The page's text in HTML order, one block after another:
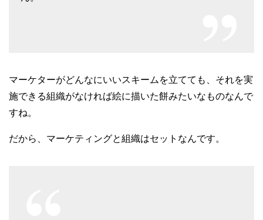
マーケターがどんなにいいスキームを立てても、それを実
施できる組織がなければ絵に描いた餅みたいなものなんで
すね。
だから、マーケティングと組織はセットなんです。